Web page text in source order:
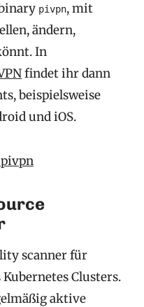
pivpn, mit
ändern,
In
findet ihr dann
beispielsweise
und iOS.
scanner für
Clusters.
aktive